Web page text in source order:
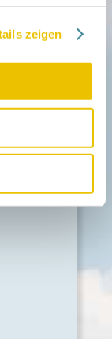
zeigen